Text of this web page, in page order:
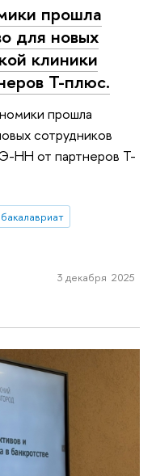
прошла
для новых
клиники
Т-плюс.
прошла
сотрудников
НН от партнеров Т-
бакалавриат
3 декабря 2025